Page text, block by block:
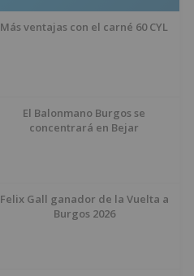
Más ventajas con el carné 60 CYL
El Balonmano Burgos se
concentrará en Bejar
Felix Gall ganador de la Vuelta a
Burgos 2026